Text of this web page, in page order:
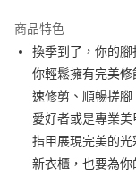
合作金庫商業銀行
華南商業銀行
上海商業儲蓄銀行
國泰世華商業銀行
臺灣中小企業銀行
匯豐（台灣）商業銀
聯邦商業銀行
元大商業銀行
超商取貨付款
LINE Pay
Apple Pay
街口支付
商品特色
換季到了，你的
你輕鬆擁有完美
速修剪、順暢搓
愛好者或是專業
指甲展現完美的
新衣櫃，也要為你